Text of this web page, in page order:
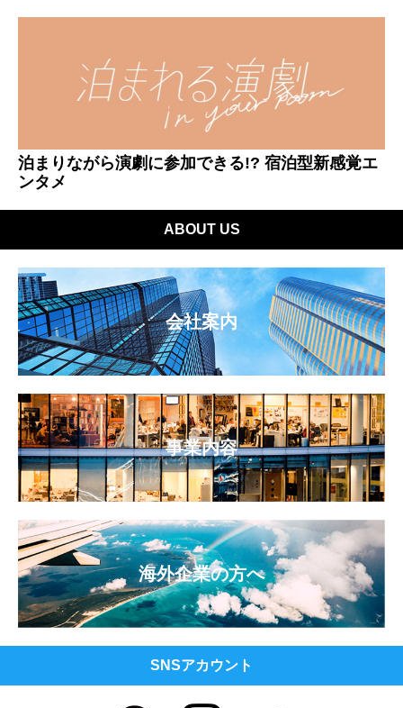
泊まりながら演劇に参加できる!? 宿泊型新感覚エ
ンタメ
ABOUT US
会社案内
事業内容
海外企業の方へ
SNSアカウント